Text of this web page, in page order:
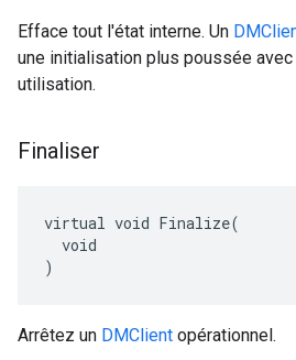
Efface tout l'état interne. Un
une initialisation plus poussée
utilisation.
Finaliser
virtual void Finalize(
  void
)
Arrêtez un DMClient opérationnel.